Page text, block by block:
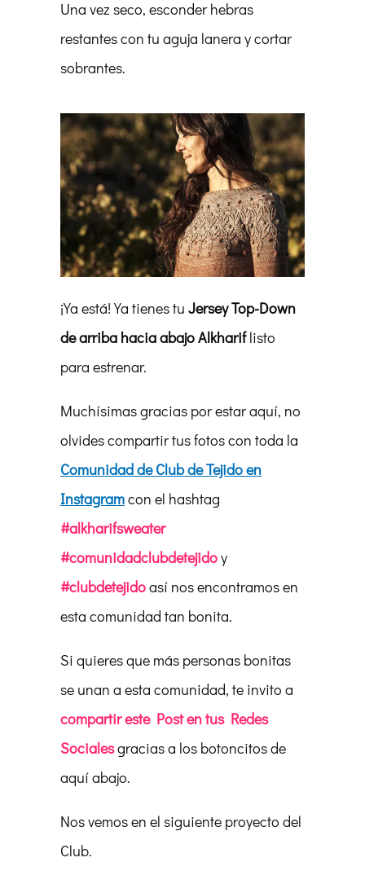
Una vez seco, esconder hebras
restantes con tu aguja lanera y cortar
sobrantes.
¡Ya está! Ya tienes tu Jersey Top-Down
de arriba hacia abajo Alkhariflisto
para estrenar.
Muchísimas gracias por estar aquí, no
olvides compartir tus fotos con toda la
Comunidad de Club de Tejido en
Instagramcon el hashtag
#alkharifsweater
#comunidadclubdetejidoy
#clubdetejidoasí nos encontramos en
esta comunidad tan bonita.
Si quieres que más personas bonitas
se unan a esta comunidad, te invito a
compartir este Post en tus Redes
Socialesgracias a los botoncitos de
aquí abajo.
Nos vemos en el siguiente proyecto del
Club.